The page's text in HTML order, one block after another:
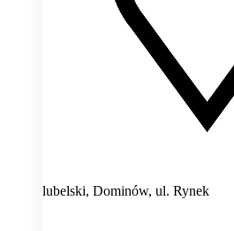
lubelski, Dominów, ul. Rynek